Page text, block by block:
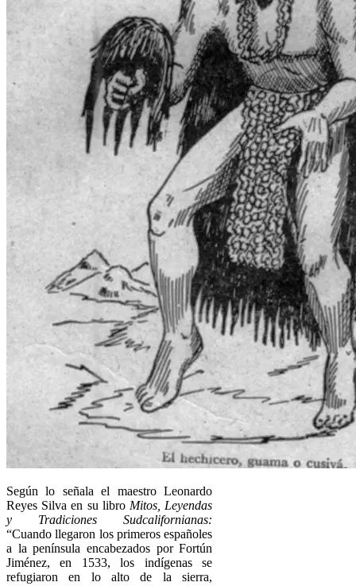
Según lo señala el maestro Leonardo
Reyes Silva en su libro Mitos, Leyendas
y Tradiciones Sudcalifornianas:
“Cuando llegaron los primeros españoles
a la península encabezados por Fortún
Jiménez, en 1533, los indígenas se
refugiaron en lo alto de la sierra,